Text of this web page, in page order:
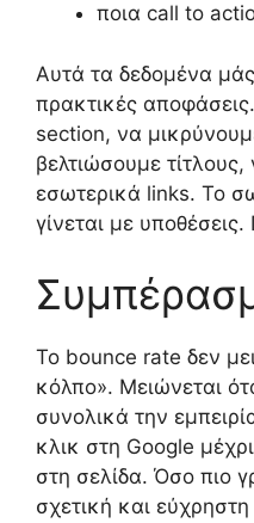
ποια call to
Αυτά τα δεδομένα
πρακτικές
section, να
βελτιώσουμε
εσωτερικά links. Το
γίνεται με υποθέσεις.
Το bounce rate δεν
κόλπο». Μειώνεται
συνολικά την
κλικ στη Google
στη σελίδα. Όσο πιο
σχετική και εύχρηστη